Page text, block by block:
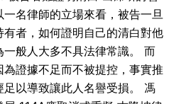
名律師的立場來看，被告一旦
者，如何證明自己的清白對他
般人大多不具法律常識。 而
證據不足而不被提控，事實推
以導致讓此人名譽受損。 馮